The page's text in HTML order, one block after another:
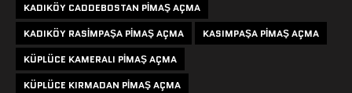
KADIKÖY CADDEBOSTAN PIMAŞ AÇMA
KADIKÖY RASIMPAŞA PIMAŞ AÇMA
KASIMPAŞA PIMAŞ AÇMA
KÜPLÜCE KAMERALI PIMAŞ AÇMA
KÜPLÜCE KIRMADAN PIMAŞ AÇMA